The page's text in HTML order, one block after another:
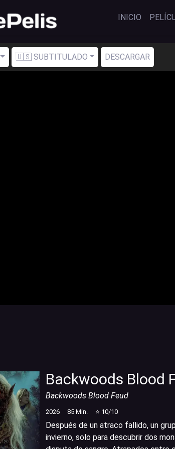
INICIO
🇺🇸 SUBTITULADO DESCARGAR
Backwoods Blood
Backwoods Blood Feud
2026 85 Min. ⭐ 10/10
Después de un atraco fallido, un
invierno, solo para descubrir dos